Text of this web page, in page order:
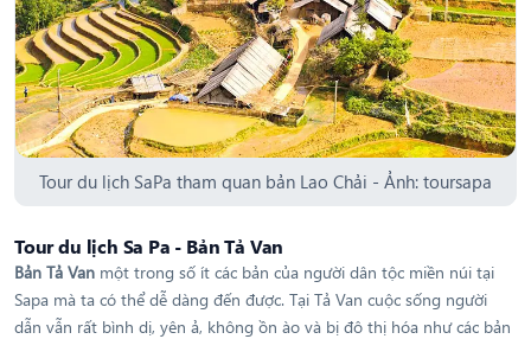
Tour du lịch SaPa tham quan bản Lao Chải - Ảnh: toursapa
Tour du lịch Sa Pa - Bản Tả Van
Bản Tả Van một trong số ít các bản của người dân tộc miền núi tại
Sapa mà ta có thể dễ dàng đến được. Tại Tả Van cuộc sống người
dẫn vẫn rất bình dị, yên ả, không ồn ào và bị đô thị hóa như các bản